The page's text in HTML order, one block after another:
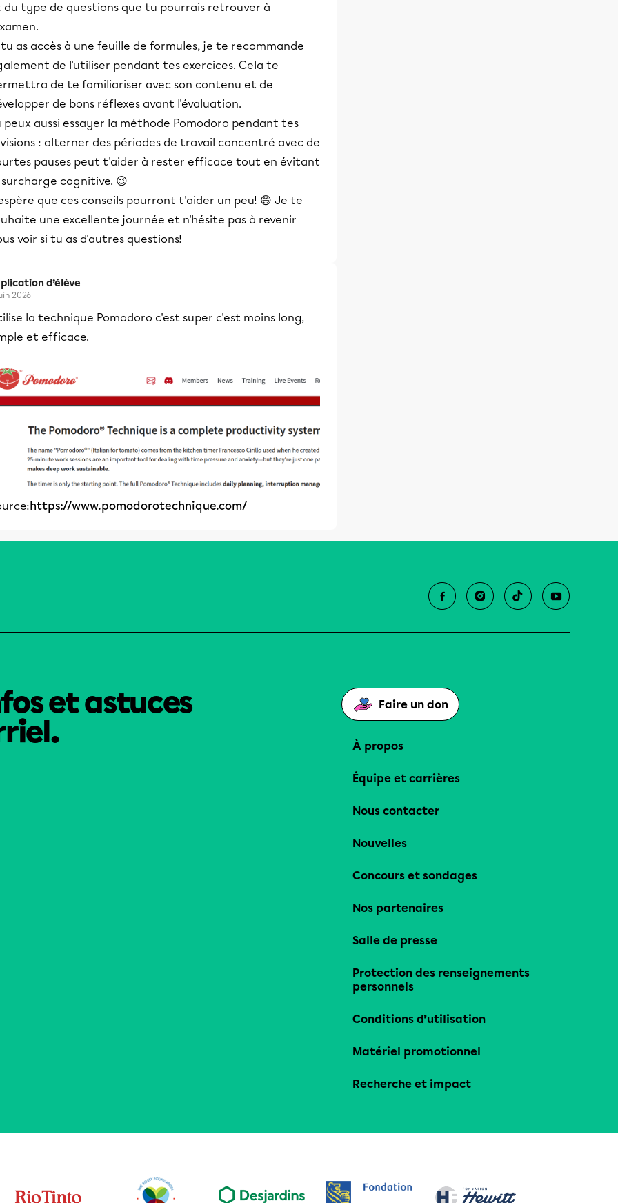
du type de questions que tu pourrais retrouver à
tu as accès à une feuille de formules, je te recommande
de l'utiliser pendant tes exercices. Cela te
de te familiariser avec son contenu et de
de bons réflexes avant l'évaluation.
peux aussi essayer la méthode Pomodoro pendant tes
: alterner des périodes de travail concentré avec de
pauses peut t'aider à rester efficace tout en évitant
surcharge cognitive. 😉
que ces conseils pourront t'aider un peu! 😄 Je te
une excellente journée et n'hésite pas à revenir
voir si tu as d'autres questions!
d’élève
2026
la technique Pomodoro c'est super c'est moins long,
et efficace.
https://www.pomodorotechnique.com/
et astuces
Faire un don
À propos
Équipe et carrières
Nous contacter
Nouvelles
Concours et sondages
Nos partenaires
Salle de presse
Protection des renseignements
personnels
Conditions d’utilisation
Matériel promotionnel
Recherche et impact